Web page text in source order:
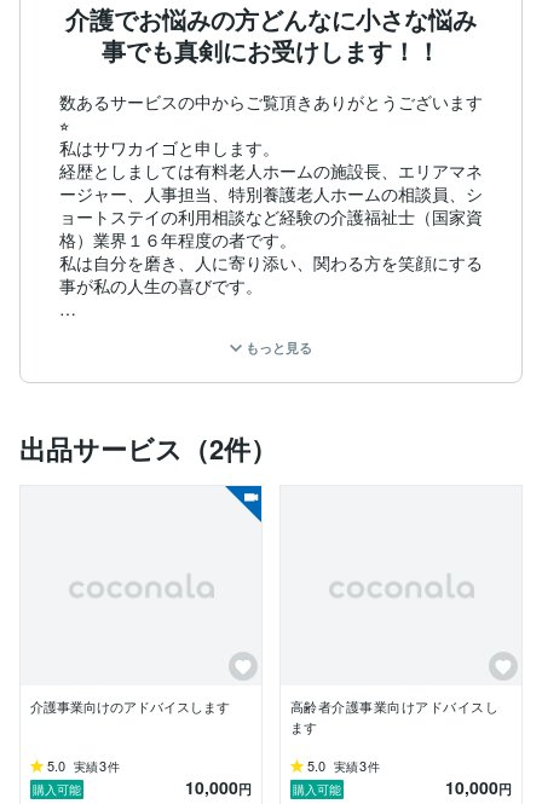
介護でお悩みの方どんなに小さな悩み
事でも真剣にお受けします！！
数あるサービスの中からご覧頂きありがとうございます
⭐︎
私はサワカイゴと申します。
経歴としましては有料老人ホームの施設長、エリアマネ
ージャー、人事担当、特別養護老人ホームの相談員、シ
ョートステイの利用相談など経験の介護福祉士（国家資
格）業界１６年程度の者です。
私は自分を磨き、人に寄り添い、関わる方を笑顔にする
事が私の人生の喜びです。
ココナラなどオンラインサービスにて現在より広い視野
で世の中と関わり、より多くの方を支えていきたいと思
サービス展開は、現在介護に悩まれている方のお気持ち
に寄り添う事、どのように考えるかアドバイスをする
事、
次のアクションプランを提示する事、そのような支え方
またエリアマネージャー・人事・戦略担当の経験もあり
事業者・担当選び、施設・病院選び、法令で行うサービ
ス、虐待・身体拘束に当たる内容等へのアドバイス
介護事業者視点では
実地指導対応、労基対応、研修方法、チームの動かし
アドバイスなどお力になれるのでは？と考えておりま
す。
もっと見る
出品サービス（2件）
介護事業向けのアドバイスします
5.0 実績3件
購入可能
10,000円
高齢者介護事業向けアドバイスし
ます
5.0 実績3件
購入可能
10,000円